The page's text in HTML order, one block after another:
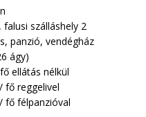
falusi szálláshely 2
panzió, vendégház
ágy)
ellátás nélkül
fő reggelivel
fő félpanzióval